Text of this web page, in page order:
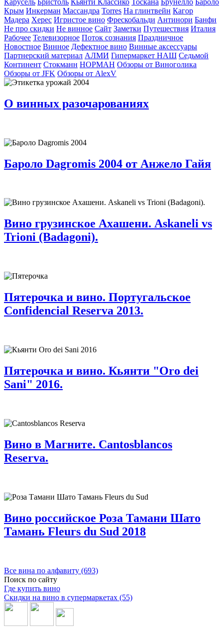
Крым Инкерман Массандра Torres На глинтвейн Кагор
Мадера Херес Игристое вино Фрескобальди Антинори Банфи
Не про скидки Не винное Сайт Заметки Путешествия Италия
Рабочее Телевизорное Поток сознания Праздничное
Новостное Винное Дефектное вино Винные аксессуары
Партнерский материал АЛМИ Гипермаркет НАШ Седьмой
Континент Стокманн НОРМАН Обзоры от Виноголика
Обзоры от JFK Обзоры от AlexV
О винных разочарованиях
Бароло Dagromis 2004 от Анжело Гайя
Вино грузинское Ахашени. Askaneli vs
Trioni (Badagoni).
Пятерочка и вино. Португальское
Confidencial Reserva 2013.
Пятерочка и вино. Кьянти "Oro dei
Sani" 2016.
Вино в Магните. Cantosblancos
Reserva.
Вино российское Роза Тамани Шато
Тамань Fleurs du Sud 2018
Все вина по алфавиту (693)
Поиск по сайту
Где купить вино
Скидки на вино в супермаркетах (55)